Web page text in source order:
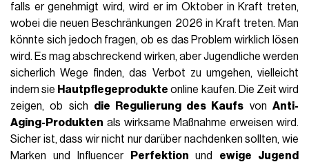
falls er genehmigt wird, wird er im Oktober in Kraft treten,
wobei die neuen Beschränkungen 2026 in Kraft treten. Man
könnte sich jedoch fragen, ob es das Problem wirklich lösen
wird. Es mag abschreckend wirken, aber Jugendliche werden
sicherlich Wege finden, das Verbot zu umgehen, vielleicht
indem sie Hautpflegeprodukte online kaufen. Die Zeit wird
zeigen, ob sich die Regulierung des Kaufs von Anti-
Aging-Produkten als wirksame Maßnahme erweisen wird.
Sicher ist, dass wir nicht nur darüber nachdenken sollten, wie
Marken und Influencer
Perfektion und ewige Jugend